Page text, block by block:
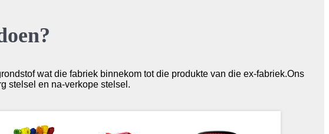
wat die fabriek binnekom tot die produkte van die ex-fabriek.Ons
stelsel en na-verkope stelsel.